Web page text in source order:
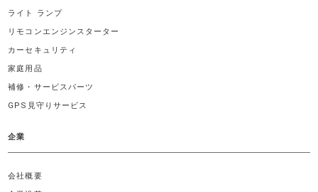
ライト ランプ
リモコンエンジンスターター
カーセキュリティ
家庭用品
補修・サービスパーツ
GPS見守りサービス
企業
会社概要